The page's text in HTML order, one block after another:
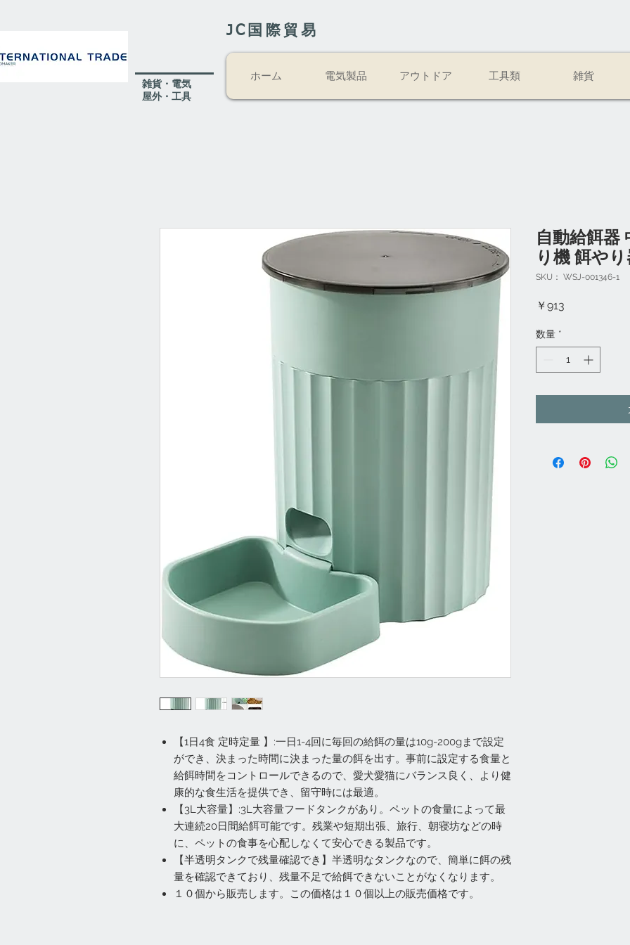
JC国際貿易
​雑貨・電気
​屋外・工具
ホーム 電気製品 アウトドア 工具類 雑貨
【1日4食 定時定量 】:一日1-4回に毎回の給餌の量は10g-200gまで設定
ができ、決まった時間に決まった量の餌を出す。事前に設定する食量と
給餌時間をコントロールできるので、愛犬愛猫にバランス良く、より健
康的な食生活を提供でき、留守時には最適。
【3L大容量】:3L大容量フードタンクがあり。ペットの食量によって最
大連続20日間給餌可能です。残業や短期出張、旅行、朝寝坊などの時
に、ペットの食事を心配しなくて安心できる製品です。
【半透明タンクで残量確認でき】半透明なタンクなので、簡単に餌の残
量を確認できており、残量不足で給餌できないことがなくなります。
１０個から販売します。この価格は１０個以上の販売価格です。
自動給餌器
り機 餌や
SKU： WSJ-001346-1
￥913
数量 *